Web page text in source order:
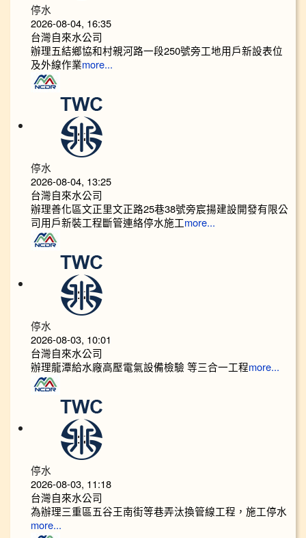
停水
2026-08-04, 16:35
台灣自來水公司
辦理五結鄉協和村親河路一段250號旁工地用戶新設表位
及外線作業more...
停水
2026-08-04, 13:25
台灣自來水公司
辦理善化區文正里文正路25巷38號旁宸揚建設開發有限公
司用戶新裝工程斷管連絡停水施工more...
停水
2026-08-03, 10:01
台灣自來水公司
辦理龍潭給水廠高壓電氣設備檢驗 等三合一工程more...
停水
2026-08-03, 11:18
台灣自來水公司
為辦理三重區五谷王南街等巷弄汰換管線工程，施工停水
more...